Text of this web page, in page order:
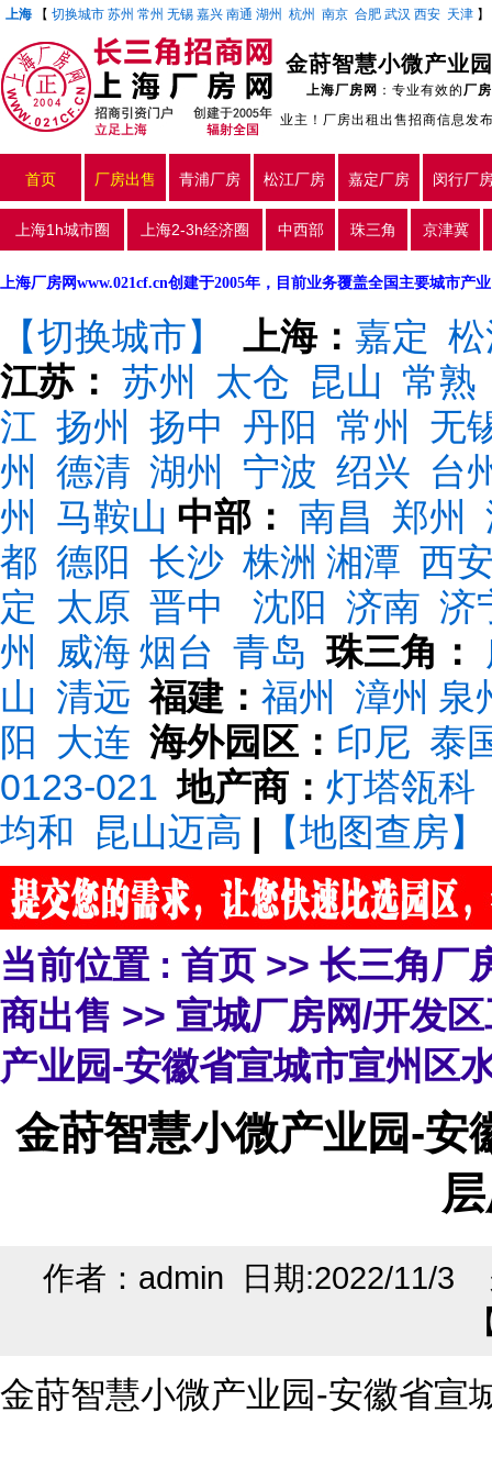
上海 【 切换城市 苏州 常州 无锡 嘉兴 南通 湖州 杭州 南京 合肥 武汉 西安 天津 】
金莳智慧小微产业
上海厂房网 ：专业有效的厂
业主！厂房出租出售招商信息发
首页 厂房出售 青浦厂房 松江厂房 嘉定厂房 闵行厂
上海1h城市圈 上海2-3h经济圈 中西部 珠三角 京津冀
上海厂房网www.021cf.cn创建于2005年，目前业务覆盖全国主要城市产
【切换城市】 上海： 嘉定
江苏： 苏州 太仓 昆山 常熟
江 扬州 扬中 丹阳 常州
无
州
德清 湖州 宁波 绍兴 台
州
马鞍山 中部： 南昌 郑州
都 德阳 长沙 株洲 湘潭 西
定 太原 晋中 沈阳 济南 济
州
威海 烟台 青岛 珠三角：
山 清远 福建： 福州 漳州 泉
阳
大连 海外园区： 印尼 泰
0123-021 地产商： 灯塔瓴科
均和
昆山迈高 | 【地图查房】
当前位置 : 首页 >> 长三角厂
商出售 >> 宣城厂房网/开发
产业园-安徽省宣城市宣州区
金莳智慧小微产业园-安
作者：admin 日期:2022/11/3
金莳智慧小微产业园-安徽省宣